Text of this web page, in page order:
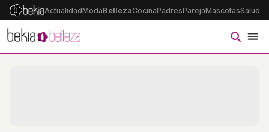
ActualidadModaBellezaCocinaPadresParejaMascotasSalud